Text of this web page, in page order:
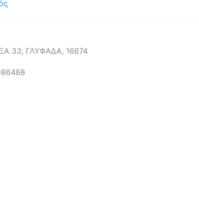
33, ΓΛΥΦΑΔΑ, 16674